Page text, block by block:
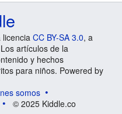
CC BY-SA 3.0, a
artículos de la
y hechos
para niños. Powered by
somos
© 2025 Kiddle.co